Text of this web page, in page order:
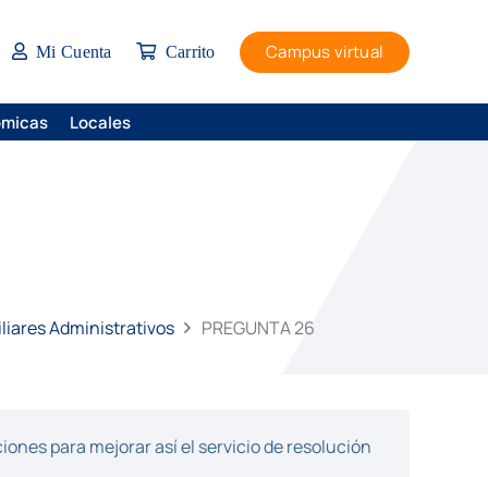
Mi Cuenta Carrito Campus virtual
Locales
Administrativos PREGUNTA 26
para mejorar así el servicio de resolución